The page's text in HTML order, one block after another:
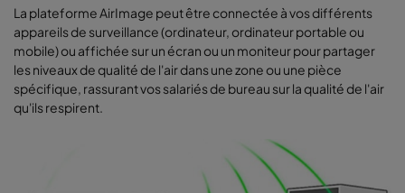
La plateforme AirImage peut être connectée à vos différents
appareils de surveillance (ordinateur, ordinateur portable ou
mobile) ou affichée sur un écran ou un moniteur pour partager
les niveaux de qualité de l'air dans une zone ou une pièce
spécifique, rassurant vos salariés de bureau sur la qualité de l'air
qu'ils respirent.